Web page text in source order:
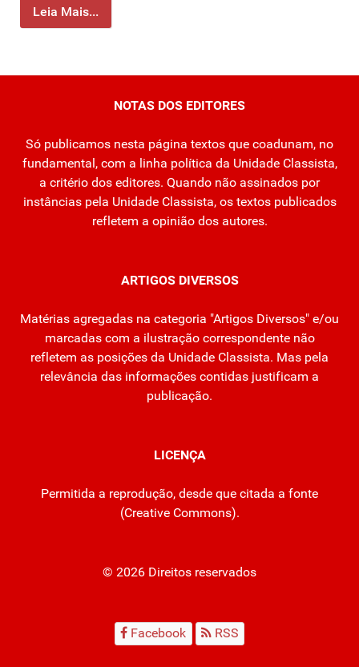
Leia Mais...
NOTAS DOS EDITORES
Só publicamos nesta página textos que coadunam, no
fundamental, com a linha política da Unidade Classista,
a critério dos editores. Quando não assinados por
instâncias pela Unidade Classista, os textos publicados
refletem a opinião dos autores.
ARTIGOS DIVERSOS
Matérias agregadas na categoria "Artigos Diversos" e/ou
marcadas com a ilustração correspondente não
refletem as posições da Unidade Classista. Mas pela
relevância das informações contidas justificam a
publicação.
LICENÇA
Permitida a reprodução, desde que citada a fonte
(Creative Commons).
© 2026 Direitos reservados
Facebook RSS